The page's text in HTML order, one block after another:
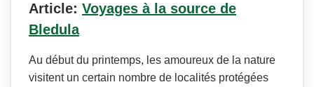
Article: Voyages à la source de
Bledula
Au début du printemps, les amoureux de la nature
visitent un certain nombre de localités protégées